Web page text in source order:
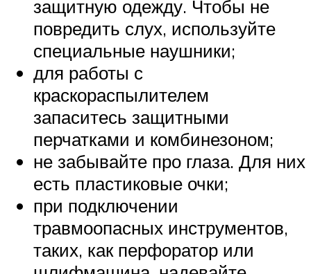
защитную одежду. Чтобы не
повредить слух, используйте
специальные наушники;
для работы с
краскораспылителем
запаситесь защитными
перчатками и комбинезоном;
не забывайте про глаза. Для них
есть пластиковые очки;
при подключении
травмоопасных инструментов,
таких, как перфоратор или